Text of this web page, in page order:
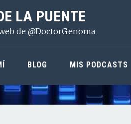
LA PUENTE
de @DoctorGenoma
BLOG MIS PODCASTS